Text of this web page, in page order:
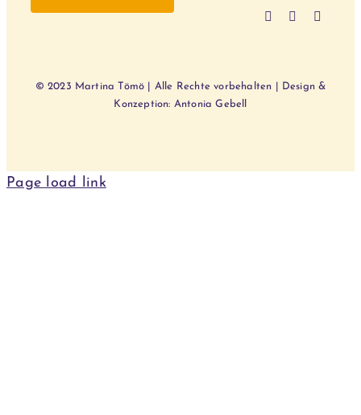
© 2023 Martina Tömö | Alle Rechte vorbehalten | Design &
Konzeption: Antonia Gebell
Page load link